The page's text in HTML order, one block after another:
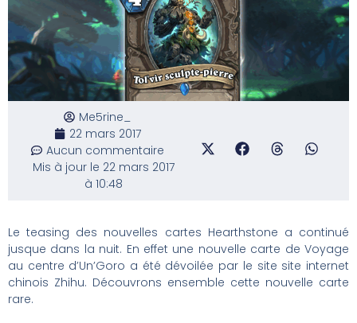
Me5rine_
22 mars 2017
Aucun commentaire
Mis à jour le 22 mars 2017
à 10:48
Le teasing des nouvelles cartes Hearthstone a continué
jusque dans la nuit. En effet une nouvelle carte de Voyage
au centre d’Un’Goro a été dévoilée par le site site internet
chinois Zhihu. Découvrons ensemble cette nouvelle carte
rare.